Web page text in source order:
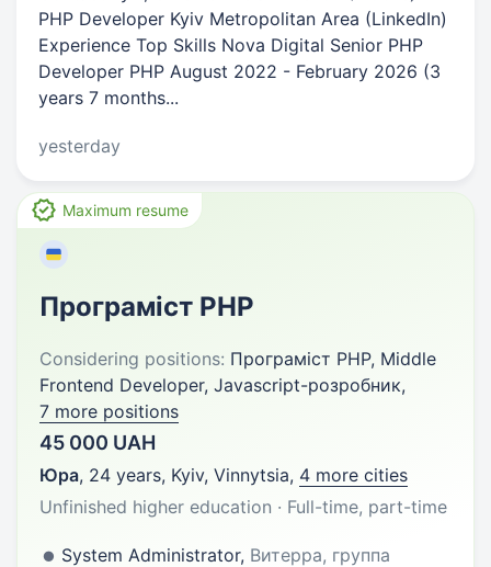
PHP Developer Kyiv Metropolitan Area (LinkedIn)
Experience Top Skills Nova Digital Senior PHP
Developer PHP August 2022 - February 2026 (3
years 7 months...
yesterday
Maximum resume
Програміст PHP
Considering positions: Програміст PHP, Middle
Frontend Developer, Javascript-розробник,
7 more positions
45 000 UAH
Юра, 24 years, Kyiv, Vinnytsia, 4 more cities
Unfinished higher education · Full-time, part-time
System Administrator, Витерра, группа